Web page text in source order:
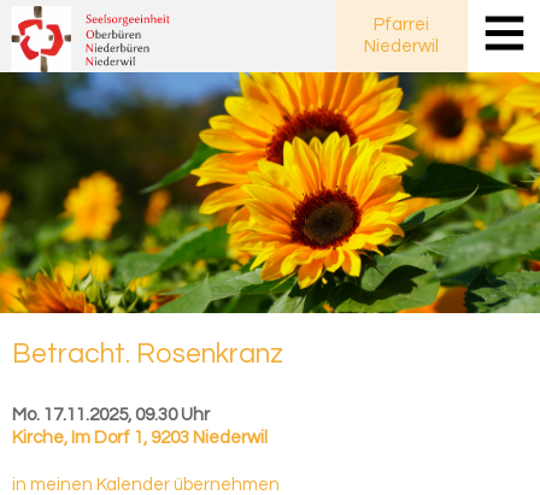
Pfarrei
Niederwil
Be­tracht. Ro­sen­kranz
Mo. 17.11.2025, 09.30 Uhr
Kirche, Im Dorf 1, 9203 Niederwil
in meinen Kalender übernehmen